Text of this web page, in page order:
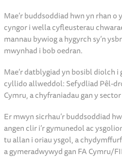
Bydd y prosiect yn gweld yr wyneb
cael ei ddisodli gan gae 3G o’r radd
profiad chwarae mwy diogel,
Mae’r buddsoddiad hwn yn rhan
cyngor i wella cyfleusterau
mwynhad i bob oedran.
Mae’r datblygiad yn bosibl diolch
cyllido allweddol: Sefydliad Pêl-